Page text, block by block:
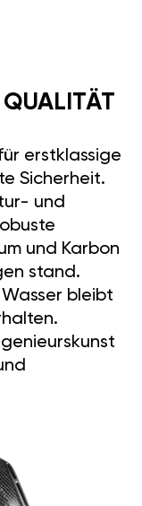
QUALITÄT
erstklassige
Sicherheit.
und
und Karbon
stand.
bleibt